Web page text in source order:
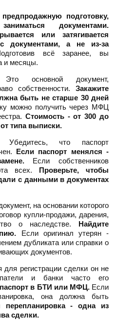
подготовку,
документами.
или затягивается
документами, а не из-за
всё заранее, вы
и месяцы.
основной документ,
собственности. Закажите
быть не старше 30 дней
можно получить через МФЦ
Стоимость - от 300 до
типа выписки.
что паспорт
Если паспорт менялся -
Если собственников
всех. Проверьте, чтобы
с данными в документах
на основании которого
купли-продажи, дарения,
о наследстве. Найдите
Если оригинал утерян -
дубликата или справки о
документов.
для регистрации сделки он не
и банки часто его
в БТИ или МФЦ.Если
она должна быть
перепланировка - одна из
сделки.